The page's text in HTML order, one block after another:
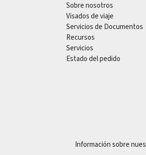
Sobre nosotros
Visados de viaje
Servicios de Documentos
Recursos
Servicios
Estado del pedido
Información sobre